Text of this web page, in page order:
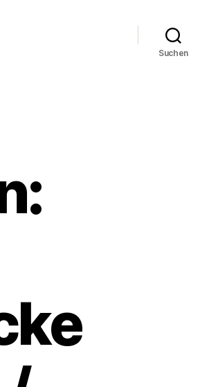
Suchen